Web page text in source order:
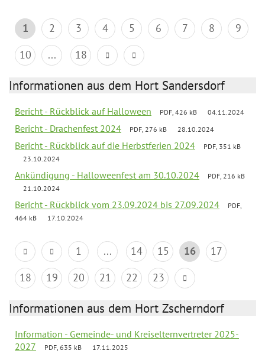
1 2 3 4 5 6 7 8
9
10
... 18
Informationen aus dem Hort Sandersdorf
Bericht - Rückblick auf Halloween PDF, 426 kB 04.11.2024
Bericht - Drachenfest 2024 PDF, 276 kB 28.10.2024
Bericht - Rückblick auf die Herbstferien 2024
PDF, 351 kB
23.10.2024
Ankündigung - Halloweenfest am 30.10.2024
PDF, 216 kB
21.10.2024
Bericht - Rückblick vom 23.09.2024 bis 27.09.2024
PDF,
464 kB
17.10.2024
1 ... 14 15 16
17
18
19 20 21 22 23
Informationen aus dem Hort Zscherndorf
Information - Gemeinde- und Kreiselternvertreter 2025-
2027
PDF, 635 kB 17.11.2025